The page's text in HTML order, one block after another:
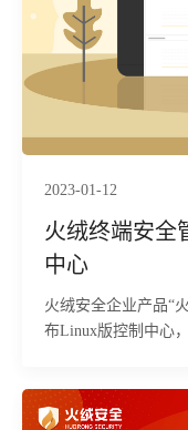
2023-01-12
火绒终端安全
中心
火绒安全企业产品“
布Linux版控制中心